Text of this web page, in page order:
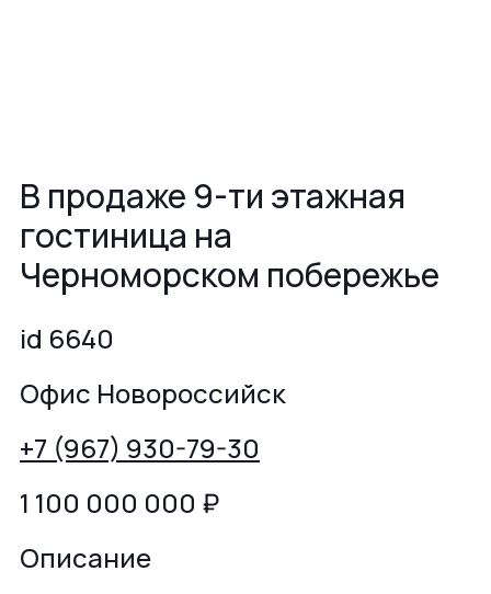
В продаже 9-ти этажная
гoстиницa на
Черноморском побережье
id 6640
Офис Новороссийск
+7 (967) 930-79-30
1 100 000 000 ₽
Описание